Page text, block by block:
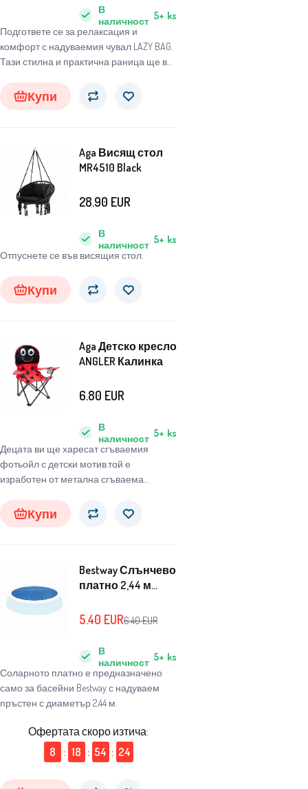
Подгответе се за релаксация и
комфорт с надуваемия чувал LAZY BAG.
Тази стилна и практична раница ще ви
удобството навсякъде и по всяко
време.
В
наличност 5+ ks
Купи
Aga Висящ стол
MR4510 Black
Отпуснете се във висящия стол.
В
наличност 5+ ks
28.90 EUR
Купи
Aga Детско кресло
ANGLER Калинка
Децата ви ще харесат сгъваемия
фотьойл с детски мотив.той е
изработен от метална сгъваема
във формата на животно.
В
наличност 5+ ks
6.80 EUR
Купи
Bestway Слънчево
платно 2,44 м
Соларното платно е предназначено
само за басейни Bestway с надуваем
пръстен с диаметър 2,44 м.
В
наличност 5+ ks
5.40 EUR6.40EUR
Офертата скоро изтича:
8
: 18 : 54 : 23